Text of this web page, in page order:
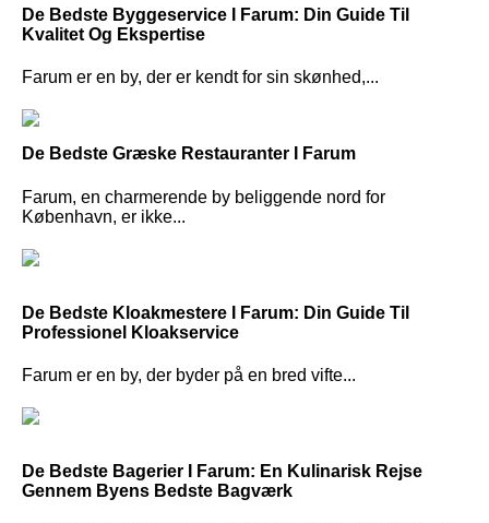
De Bedste Byggeservice I Farum: Din Guide Til
Kvalitet Og Ekspertise
Farum er en by, der er kendt for sin skønhed,...
De Bedste Græske Restauranter I Farum
Farum, en charmerende by beliggende nord for
København, er ikke...
De Bedste Kloakmestere I Farum: Din Guide Til
Professionel Kloakservice
Farum er en by, der byder på en bred vifte...
De Bedste Bagerier I Farum: En Kulinarisk Rejse
Gennem Byens Bedste Bagværk